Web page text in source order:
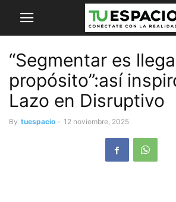
“Segmentar es
propósito”:así
Lazo en Disruptivo
By tuespacio - 12 noviembre, 2025